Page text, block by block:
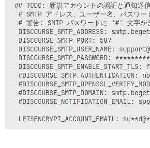
## TODO: 新規アカウントの認証と通知送
# SMTP アドレス、ユーザー名、パスワー
# 警告: SMTP パスワードに '#' 文字が
DISCOURSE_SMTP_ADDRESS:
  DISCOURSE_SMTP_PORT: 587
DISCOURSE_SMTP_USER_NAME:
DISCOURSE_SMTP_PASSWORD:
DISCOURSE_SMTP_ENABLE_START_TLS:
#DISCOURSE_SMTP_AUTHENTICATION:
#DISCOURSE_SMTP_DOMAIN:
#DISCOURSE_NOTIFICATION_EMAIL: